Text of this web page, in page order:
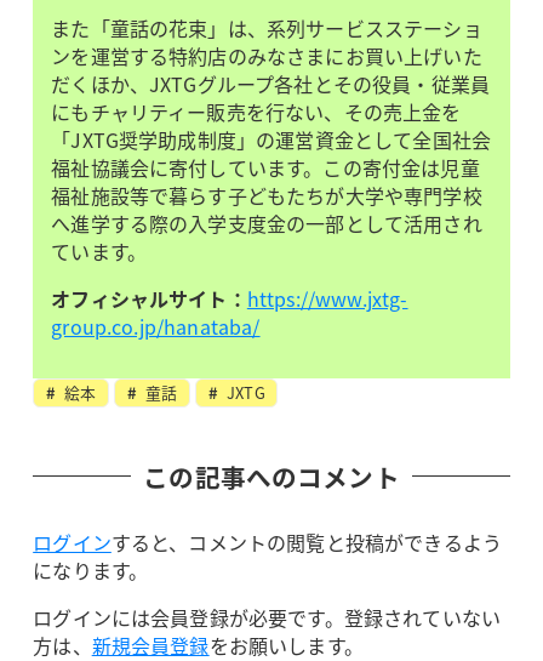
また「童話の花束」は、系列サービスステーショ
ンを運営する特約店のみなさまにお買い上げいた
だくほか、JXTGグループ各社とその役員・従業員
にもチャリティー販売を行ない、その売上金を
「JXTG奨学助成制度」の運営資金として全国社会
福祉協議会に寄付しています。この寄付金は児童
福祉施設等で暮らす子どもたちが大学や専門学校
へ進学する際の入学支度金の一部として活用され
ています。
オフィシャルサイト： https://www.jxtg-
group.co.jp/hanataba/
絵本 童話 JXTG
この記事へのコメント
ログインすると、コメントの閲覧と投稿ができるよう
になります。
ログインには会員登録が必要です。登録されていない
方は、 新規会員登録をお願いします。